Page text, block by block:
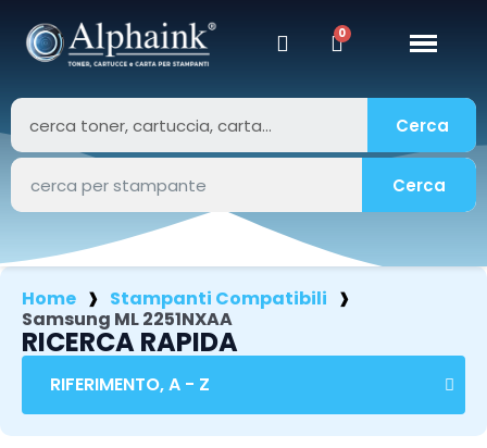
Cerca
Cerca
Home
Stampanti Compatibili
Samsung ML 2251NXAA
RICERCA RAPIDA